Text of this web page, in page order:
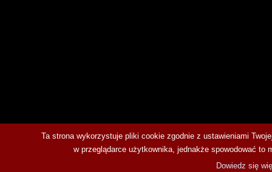
Ta strona wykorzystuje pliki cookie zgodnie z ustawieniami
w przeglądarce użytkownika, jednakże spowodować
Dowiedz się